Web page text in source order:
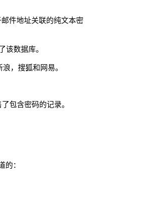
件地址关联的纯文本密
该数据库。
，搜狐和网易。
包含密码的记录。
的：